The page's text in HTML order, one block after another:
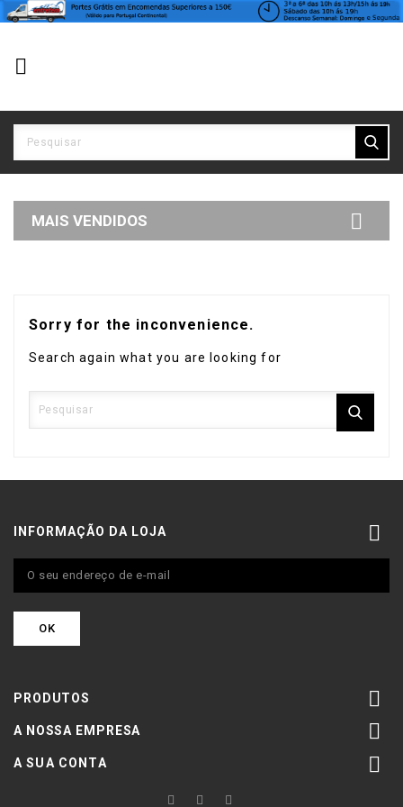

MAIS VENDIDOS 
Sorry for the inconvenience.
Search again what you are looking for
INFORMAÇÃO DA LOJA 
PRODUTOS 
A NOSSA EMPRESA 
A SUA CONTA 